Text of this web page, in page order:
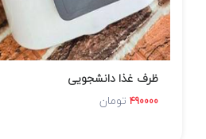
ظرف غذا دانشجویی
490000 تومان